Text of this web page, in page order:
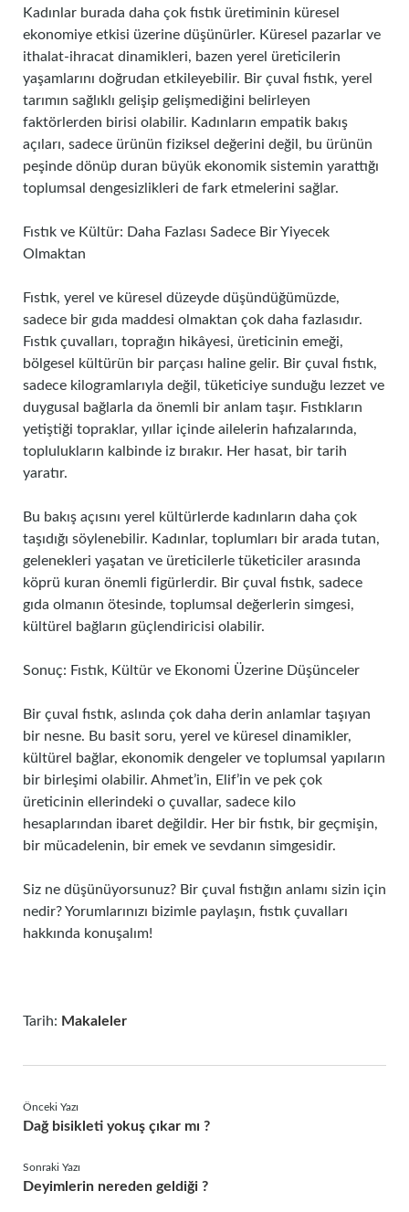
Kadınlar burada daha çok fıstık üretiminin küresel
ekonomiye etkisi üzerine düşünürler. Küresel pazarlar ve
ithalat-ihracat dinamikleri, bazen yerel üreticilerin
yaşamlarını doğrudan etkileyebilir. Bir çuval fıstık, yerel
tarımın sağlıklı gelişip gelişmediğini belirleyen
faktörlerden birisi olabilir. Kadınların empatik bakış
açıları, sadece ürünün fiziksel değerini değil, bu ürünün
peşinde dönüp duran büyük ekonomik sistemin yarattığı
toplumsal dengesizlikleri de fark etmelerini sağlar.
Fıstık ve Kültür: Daha Fazlası Sadece Bir Yiyecek
Olmaktan
Fıstık, yerel ve küresel düzeyde düşündüğümüzde,
sadece bir gıda maddesi olmaktan çok daha fazlasıdır.
Fıstık çuvalları, toprağın hikâyesi, üreticinin emeği,
bölgesel kültürün bir parçası haline gelir. Bir çuval fıstık,
sadece kilogramlarıyla değil, tüketiciye sunduğu lezzet ve
duygusal bağlarla da önemli bir anlam taşır. Fıstıkların
yetiştiği topraklar, yıllar içinde ailelerin hafızalarında,
toplulukların kalbinde iz bırakır. Her hasat, bir tarih
yaratır.
Bu bakış açısını yerel kültürlerde kadınların daha çok
taşıdığı söylenebilir. Kadınlar, toplumları bir arada tutan,
gelenekleri yaşatan ve üreticilerle tüketiciler arasında
köprü kuran önemli figürlerdir. Bir çuval fıstık, sadece
gıda olmanın ötesinde, toplumsal değerlerin simgesi,
kültürel bağların güçlendiricisi olabilir.
Sonuç: Fıstık, Kültür ve Ekonomi Üzerine Düşünceler
Bir çuval fıstık, aslında çok daha derin anlamlar taşıyan
bir nesne. Bu basit soru, yerel ve küresel dinamikler,
kültürel bağlar, ekonomik dengeler ve toplumsal yapıların
bir birleşimi olabilir. Ahmet’in, Elif’in ve pek çok
üreticinin ellerindeki o çuvallar, sadece kilo
hesaplarından ibaret değildir. Her bir fıstık, bir geçmişin,
bir mücadelenin, bir emek ve sevdanın simgesidir.
Siz ne düşünüyorsunuz? Bir çuval fıstığın anlamı sizin için
nedir? Yorumlarınızı bizimle paylaşın, fıstık çuvalları
hakkında konuşalım!
Tarih: Makaleler
Önceki Yazı
Dağ bisikleti yokuş çıkar mı ?
Sonraki Yazı
Deyimlerin nereden geldiği ?